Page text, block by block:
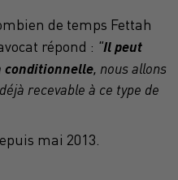
de temps Fettah
répond : "Il peut
conditionnelle, nous allons
recevable à ce type de
mai 2013.